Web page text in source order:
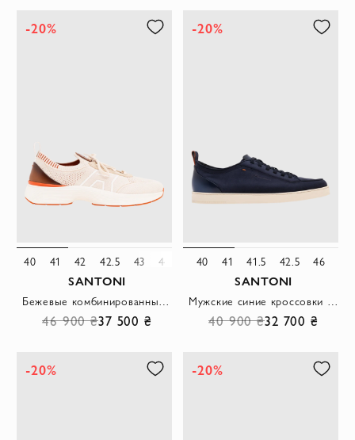
-20%
40 41 42 42.5 43 44
SANTONI
Бежевые комбинированные кроссовки с оранжевыми деталями
46 900 ₴37 500 ₴
-20%
40 41 41.5 42.5 46
SANTONI
Мужские синие кроссовки Monte Carlo из премиальной ультрамягкой замши темно-синего цвета
40 900 ₴32 700 ₴
-20% -20%